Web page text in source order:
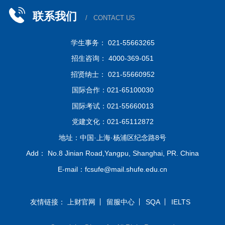
联系我们 / CONTACT US
学生事务： 021-55663265
招生咨询： 4000-369-051
招贤纳士： 021-55660952
国际合作：021-65100030
国际考试：021-55660013
党建文化：021-65112872
地址：中国·上海·杨浦区纪念路8号
Add： No.8 Jinian Road,Yangpu, Shanghai, PR. China
E-mail：fcsufe@mail.shufe.edu.cn
友情链接： 上财官网 留服中心 SQA IELTS